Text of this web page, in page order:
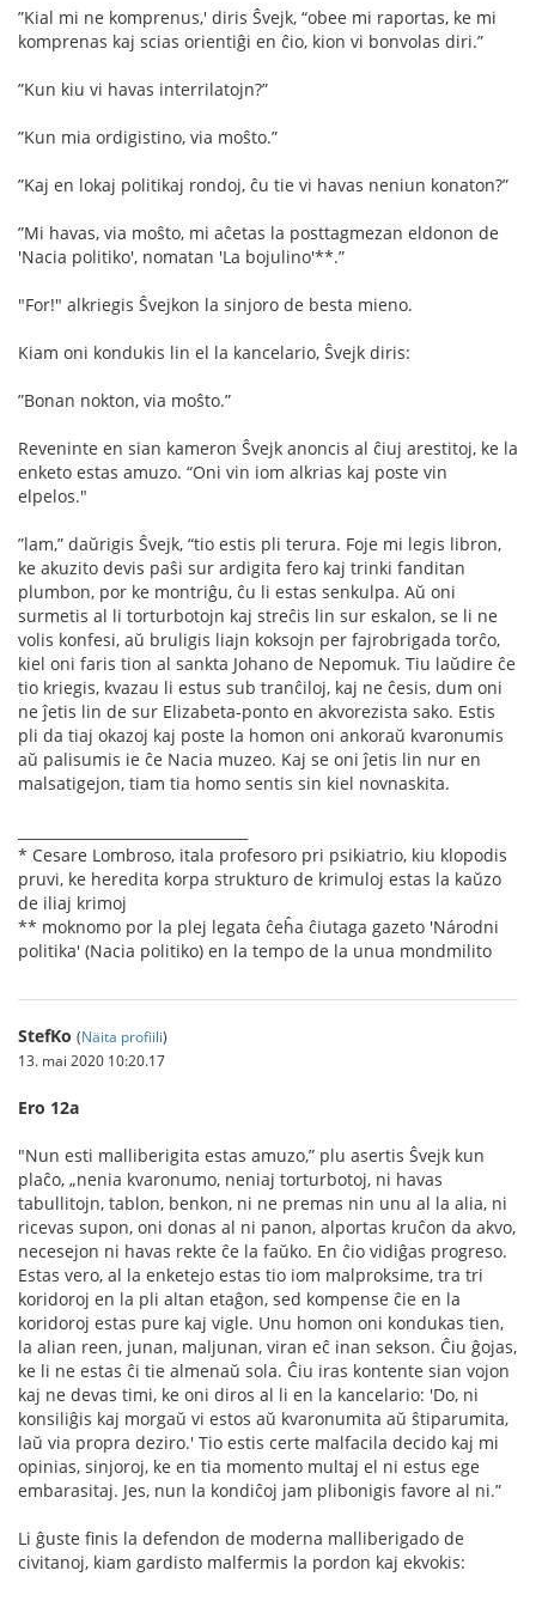
”Kial mi ne komprenus,' diris Ŝvejk, “obee mi raportas, ke mi
komprenas kaj scias orientiĝi en ĉio, kion vi bonvolas diri.”
”Kun kiu vi havas interrilatojn?”
”Kun mia ordigistino, via moŝto.”
”Kaj en lokaj politikaj rondoj, ĉu tie vi havas neniun konaton?”
”Mi havas, via moŝto, mi aĉetas la posttagmezan eldonon de
'Nacia politiko', nomatan 'La bojulino'**.”
"For!" alkriegis Ŝvejkon la sinjoro de besta mieno.
Kiam oni kondukis lin el la kancelario, Ŝvejk diris:
”Bonan nokton, via moŝto.”
Reveninte en sian kameron Ŝvejk anoncis al ĉiuj arestitoj, ke la
enketo estas amuzo. “Oni vin iom alkrias kaj poste vin
elpelos."
”lam,” daŭrigis Ŝvejk, “tio estis pli terura. Foje mi legis libron,
ke akuzito devis paŝi sur ardigita fero kaj trinki fanditan
plumbon, por ke montriĝu, ĉu li estas senkulpa. Aŭ oni
surmetis al li torturbotojn kaj streĉis lin sur eskalon, se li ne
volis konfesi, aŭ bruligis liajn koksojn per fajrobrigada torĉo,
kiel oni faris tion al sankta Johano de Nepomuk. Tiu laŭdire ĉe
tio kriegis, kvazau li estus sub tranĉiloj, kaj ne ĉesis, dum oni
ne ĵetis lin de sur Elizabeta-ponto en akvorezista sako. Estis
pli da tiaj okazoj kaj poste la homon oni ankoraŭ kvaronumis
aŭ palisumis ie ĉe Nacia muzeo. Kaj se oni ĵetis lin nur en
malsatigejon, tiam tia homo sentis sin kiel novnaskita.
* Cesare Lombroso, itala profesoro pri psikiatrio, kiu klopodis
pruvi, ke heredita korpa strukturo de krimuloj estas la kaŭzo
de iliaj krimoj
** moknomo por la plej legata ĉeĥa ĉiutaga gazeto 'Národni
politika' (Nacia politiko) en la tempo de la unua mondmilito
StefKo (Näita profiili)
13. mai 2020 10:20.17
Ero 12a
"Nun esti malliberigita estas amuzo,” plu asertis Ŝvejk kun
plaĉo, „nenia kvaronumo, neniaj torturbotoj, ni havas
tabullitojn, tablon, benkon, ni ne premas nin unu al la alia, ni
ricevas supon, oni donas al ni panon, alportas kruĉon da akvo,
necesejon ni havas rekte ĉe la faŭko. En ĉio vidiĝas progreso.
Estas vero, al la enketejo estas tio iom malproksime, tra tri
koridoroj en la pli altan etaĝon, sed kompense ĉie en la
koridoroj estas pure kaj vigle. Unu homon oni kondukas tien,
la alian reen, junan, maljunan, viran eĉ inan sekson. Ĉiu ĝojas,
ke li ne estas ĉi tie almenaŭ sola. Ĉiu iras kontente sian vojon
kaj ne devas timi, ke oni diros al li en la kancelario: 'Do, ni
konsiliĝis kaj morgaŭ vi estos aŭ kvaronumita aŭ ŝtiparumita,
laŭ via propra deziro.' Tio estis certe malfacila decido kaj mi
opinias, sinjoroj, ke en tia momento multaj el ni estus ege
embarasitaj. Jes, nun la kondiĉoj jam plibonigis favore al ni.”
Li ĝuste ﬁnis la defendon de moderna malliberigado de
civitanoj, kiam gardisto malfermis la pordon kaj ekvokis: